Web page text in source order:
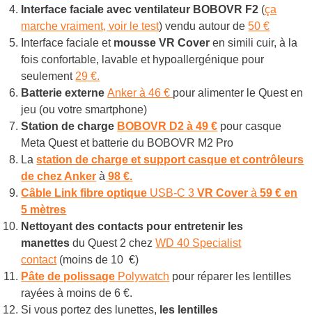
Interface faciale avec ventilateur BOBOVR F2 (ça
marche vraiment, voir le test) vendu autour de50 €
Interface faciale et mousse VR Cover en simili cuir, à la
fois confortable, lavable et hypoallergénique pour
seulement 29 €.
Batterie externe Anker à 46 € pour alimenter le Quest en
jeu (ou votre smartphone)
Station de charge BOBOVR D2 à 49 € pour casque
Meta Quest et batterie du BOBOVR M2 Pro
Lastation de charge et support casque et contrôleurs
de chez Anker à 98 €.
Câble Linkfibre optique USB-C 3VR Cover à59 € en
5 mètres
Nettoyant des contacts pour entretenir les
manettes du Quest 2 chezWD 40 Specialist
contact(moins de 10 €)
Pâte de polissage Polywatch pour réparer les lentilles
rayées à moins de 6 €.
Si vous portez des lunettes, les lentilles